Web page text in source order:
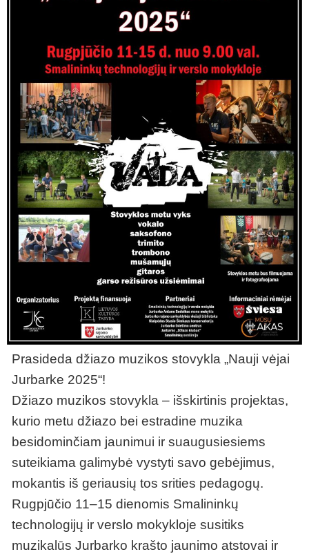
Prasideda džiazo muzikos stovykla „Nauji vėjai
Jurbarke 2025“!
Džiazo muzikos stovykla – išskirtinis projektas,
kurio metu džiazo bei estradine muzika
besidominčiam jaunimui ir suaugusiesiems
suteikiama galimybė vystyti savo gebėjimus,
mokantis iš geriausių tos srities pedagogų.
Rugpjūčio 11–15 dienomis Smalininkų
technologijų ir verslo mokykloje susitiks
muzikalūs Jurbarko krašto jaunimo atstovai ir